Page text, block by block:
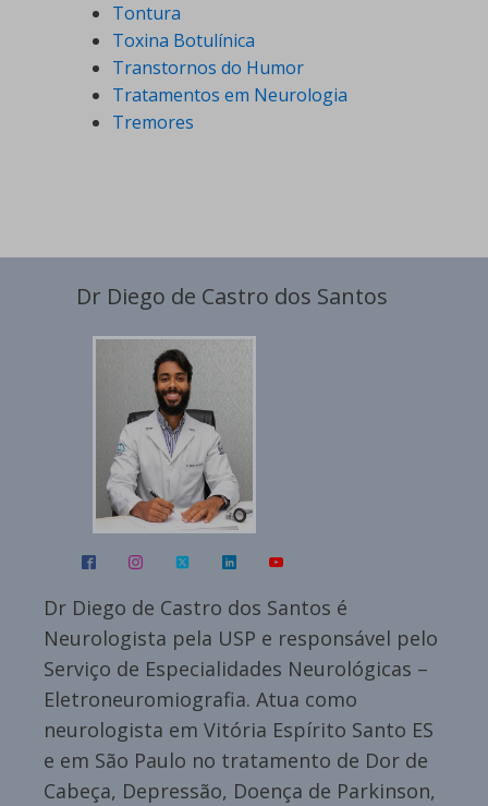
Tontura
Toxina Botulínica
Transtornos do Humor
Tratamentos em Neurologia
Tremores
Dr Diego de Castro dos Santos
Dr Diego de Castro dos Santos é
Neurologista pela USP e responsável pelo
Serviço de Especialidades Neurológicas –
Eletroneuromiografia. Atua como
neurologista em Vitória Espírito Santo ES
e em São Paulo no tratamento de Dor de
Cabeça, Depressão, Doença de Parkinson,